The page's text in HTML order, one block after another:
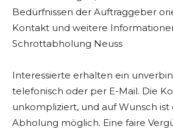
Bedürfnissen der Auftraggeber
Kontakt und weitere
Schrottabholung Neuss
Interessierte erhalten ein
telefonisch oder per E-Mail. Die
unkompliziert, und auf Wunsch ist
Abholung möglich. Eine faire